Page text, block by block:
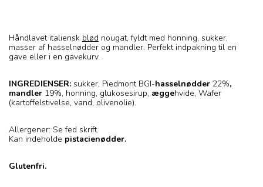
Håndlavet italiensk blød nougat, fyldt med honning, sukker,
masser af hasselnødder og mandler. Perfekt indpakning til en
gave eller i en gavekurv.
INGREDIENSER: sukker, Piedmont BGI-hasselnødder 22%,
mandler 19%, honning, glukosesirup, æggehvide, Wafer
(kartoffelstivelse, vand, olivenolie).
Allergener: Se fed skrift.
Kan indeholde pistacienødder.
Glutenfri.